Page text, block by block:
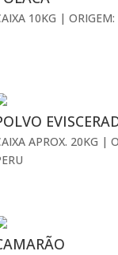
10KG |
APROX. 20KG |